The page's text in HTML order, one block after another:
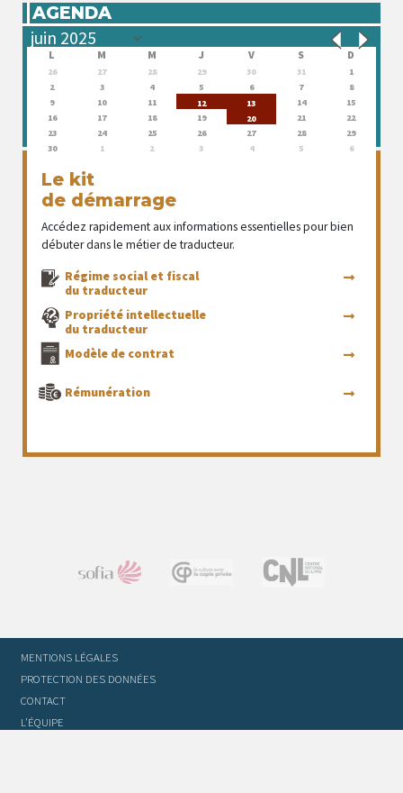
AGENDA
L M M J V S D
26 27 28 29 30 31
1
2
3 4 5 6 7
8
9
10 11 12 13 14
15
16
17 18 19 20 21
22
23
24 25 26 27 28
29
30
1 2 3 4 5 6
Le kit
de démarrage
Accédez rapidement aux informations essentielles pour bien
débuter dans le métier de traducteur.
Régime social et fiscal
du traducteur
Propriété intellectuelle
du traducteur
Modèle de contrat
Rémunération
MENTIONS LÉGALES
PROTECTION DES DONNÉES
CONTACT
L’ÉQUIPE